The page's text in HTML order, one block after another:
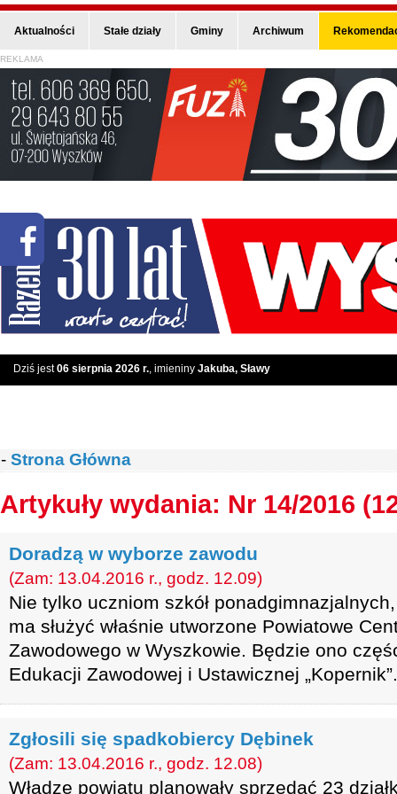
Aktualności Stałe działy Gminy Archiwum
REKLAMA
Dziś jest06 sierpnia 2026 r., imieniny Jakuba, Sławy
- Strona Główna
Artykuły wydania: Nr 14/2016
Doradzą w wyborze zawodu
(Zam: 13.04.2016 r., godz. 12.09)
Nie tylko uczniom szkół
ma służyć właśnie utworzone Powiatowe
Zawodowego w Wyszkowie. Będzie ono
Edukacji Zawodowej i Ustawicznej „Kopernik”.
Zgłosili się spadkobiercy Dębinek
(Zam: 13.04.2016 r., godz. 12.08)
Władze powiatu planowały sprzedać 23